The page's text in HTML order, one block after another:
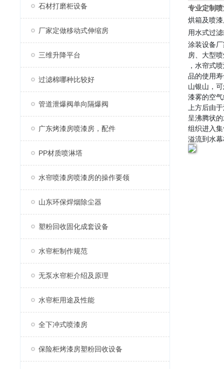
石材打磨柜设备
厂家定做移动式伸缩房
三维升降平台
过滤棉哪种比较好
管道泄爆阀单向隔爆阀
广东烤漆房喷漆房，配件
PP材质喷淋塔
水帘喷漆房喷漆房的操作要领
山东环保焊烟除尘器
塑粉回收固化成套设备
水帘柜制作规范
无泵水帘柜介绍及原理
水帘柜用途及性能
全下冲式喷漆房
保险柜烤漆房塑粉回收设备
专业定制
烘箱及喷
用水式过
涂装设备
房、大型
，水帘式
品的使用
山银山，
漆雾的空
上方后由
呈沸腾状
组织进入
溢流到水